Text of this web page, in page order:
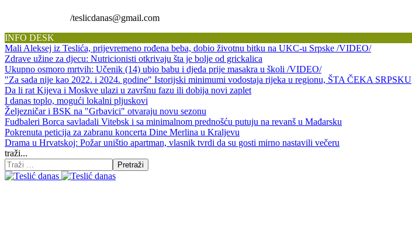
/teslicdanas@gmail.com
INFO DESK
Mali Aleksej iz Teslića, prijevremeno rođena beba, dobio životnu bitku na UKC-u Srpske /VIDEO/
Zdrave užine za djecu: Nutricionisti otkrivaju šta je bolje od grickalica
Ukupno osmoro mrtvih: Učenik (14) ubio babu i djeda prije masakra u školi /VIDEO/
"Za sada nije kao 2022. i 2024. godine" Istorijski minimumi vodostaja rijeka u regionu, ŠTA ČEKA SRPSKU
Da li rat Kijeva i Moskve ulazi u završnu fazu ili dobija novi zaplet
I danas toplo, mogući lokalni pljuskovi
Željezničar i BSK na "Grbavici" otvaraju novu sezonu
Fudbaleri Borca savladali Vitebsk i sa minimalnom prednošću putuju na revanš u Mađarsku
Pokrenuta peticija za zabranu koncerta Dine Merlina u Kraljevu
Drama u Hrvatskoj: Požar uništio apartman, vlasnik tvrdi da su gosti mirno nastavili večeru
traži...
Pretraži